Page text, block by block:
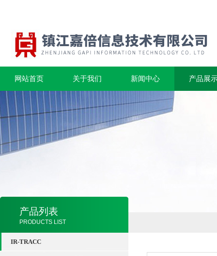
网站首页 关于我们 新闻中心 产品展
产品列表
PRODUCTS LIST
IR-TRACC